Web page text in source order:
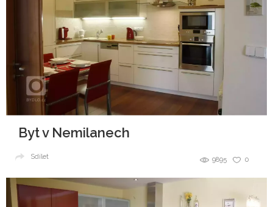
Byt v Nemilanech
0
9895
Sdílet